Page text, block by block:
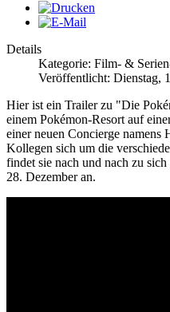
Details
Kategorie: Film- &
Veröffentlicht: Dienstag,
Hier ist ein Trailer zu "Die
einem Pokémon-Resort auf
einer neuen Concierge namens
Kollegen sich um die
findet sie nach und nach zu
28. Dezember an.